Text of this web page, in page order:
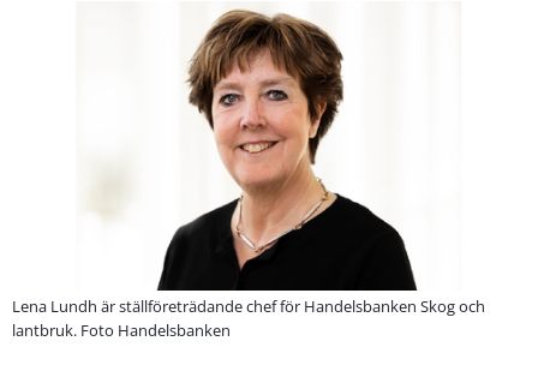
Lena Lundh är ställföreträdande chef för Handelsbanken Skog och
lantbruk. Foto Handelsbanken